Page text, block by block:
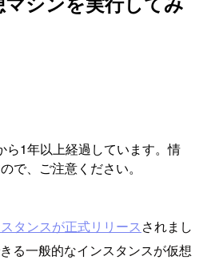
ら1年以上経過しています。情
で、ご注意ください。
タンスが正式リリース されまし
る一般的なインスタンスが仮想